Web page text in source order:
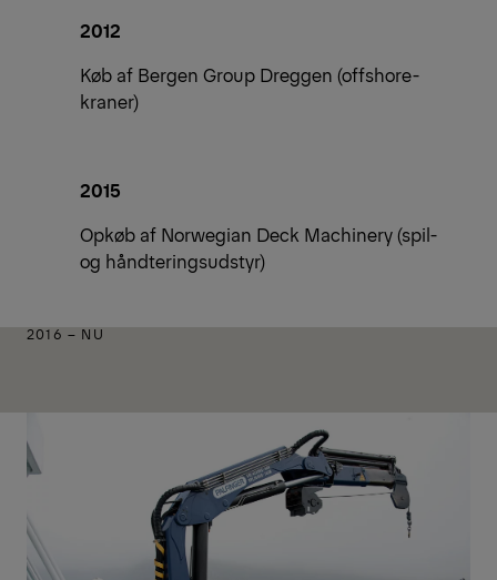
2012
Køb af Bergen Group Dreggen (offshore-
kraner)
2015
Opkøb af Norwegian Deck Machinery (spil-
og håndteringsudstyr)
2016 – NU